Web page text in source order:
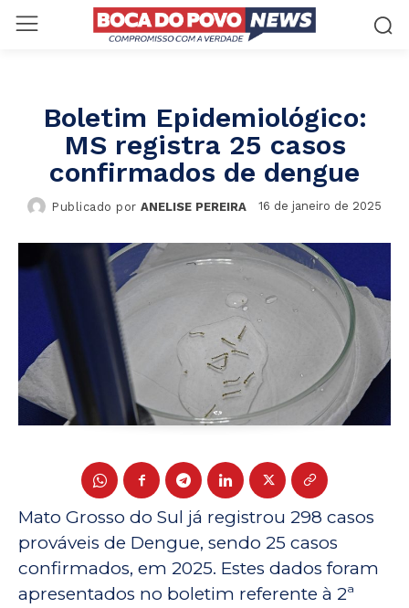
Boletim Epidemiológico:
MS registra 25 casos
confirmados de dengue
Publicado por ANELISE PEREIRA 16 de janeiro de 2025
Mato Grosso do Sul já registrou 298 casos
prováveis de Dengue, sendo 25 casos
confirmados, em 2025. Estes dados foram
apresentados no boletim referente à 2ª